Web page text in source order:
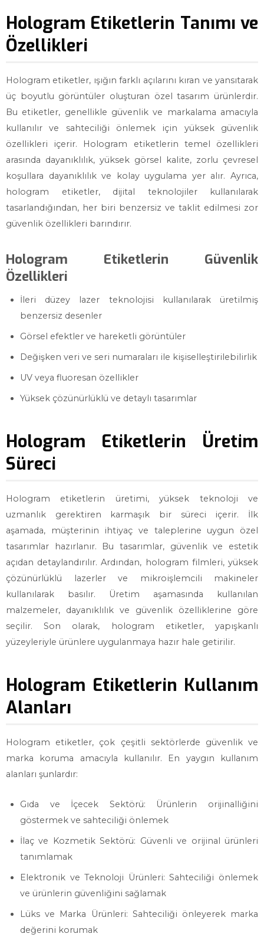
Hologram Etiketlerin Tanımı ve
Özellikleri
Hologram etiketler, ışığın farklı açılarını kıran ve yansıtarak
üç boyutlu görüntüler oluşturan özel tasarım ürünlerdir.
Bu etiketler, genellikle güvenlik ve markalama amacıyla
kullanılır ve sahteciliği önlemek için yüksek güvenlik
özellikleri içerir. Hologram etiketlerin temel özellikleri
arasında dayanıklılık, yüksek görsel kalite, zorlu çevresel
koşullara dayanıklılık ve kolay uygulama yer alır. Ayrıca,
hologram etiketler, dijital teknolojiler kullanılarak
tasarlandığından, her biri benzersiz ve taklit edilmesi zor
güvenlik özellikleri barındırır.
Hologram Etiketlerin Güvenlik
Özellikleri
İleri düzey lazer teknolojisi kullanılarak üretilmiş
benzersiz desenler
Görsel efektler ve hareketli görüntüler
Değişken veri ve seri numaraları ile kişiselleştirilebilirlik
UV veya fluoresan özellikler
Yüksek çözünürlüklü ve detaylı tasarımlar
Hologram Etiketlerin Üretim
Süreci
Hologram etiketlerin üretimi, yüksek teknoloji ve
uzmanlık gerektiren karmaşık bir süreci içerir. İlk
aşamada, müşterinin ihtiyaç ve taleplerine uygun özel
tasarımlar hazırlanır. Bu tasarımlar, güvenlik ve estetik
açıdan detaylandırılır. Ardından, hologram filmleri, yüksek
çözünürlüklü lazerler ve mikroişlemcili makineler
kullanılarak basılır. Üretim aşamasında kullanılan
malzemeler, dayanıklılık ve güvenlik özelliklerine göre
seçilir. Son olarak, hologram etiketler, yapışkanlı
yüzeyleriyle ürünlere uygulanmaya hazır hale getirilir.
Hologram Etiketlerin Kullanım
Alanları
Hologram etiketler, çok çeşitli sektörlerde güvenlik ve
marka koruma amacıyla kullanılır. En yaygın kullanım
alanları şunlardır:
Gıda ve İçecek Sektörü: Ürünlerin orijinalliğini
göstermek ve sahteciliği önlemek
İlaç ve Kozmetik Sektörü: Güvenli ve orijinal ürünleri
tanımlamak
Elektronik ve Teknoloji Ürünleri: Sahteciliği önlemek
ve ürünlerin güvenliğini sağlamak
Lüks ve Marka Ürünleri: Sahteciliği önleyerek marka
değerini korumak